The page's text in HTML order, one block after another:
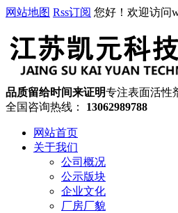
网站地图 Rss订阅 您好！欢迎访问
品质留给时间来证明专注表面活性
全国咨询热线：
13062989788
网站首页
关于我们
公司概况
公示版块
企业文化
厂房厂貌